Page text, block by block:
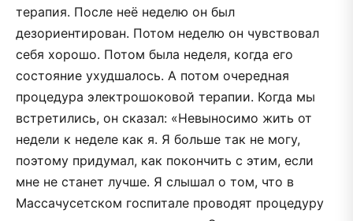
терапия. После неё неделю он был
дезориентирован. Потом неделю он чувствовал
себя хорошо. Потом была неделя, когда его
состояние ухудшалось. А потом очередная
процедура электрошоковой терапии. Когда мы
встретились, он сказал: «Невыносимо жить от
недели к неделе как я. Я больше так не могу,
поэтому придумал, как покончить с этим, если
мне не станет лучше. Я слышал о том, что в
Массачусетском госпитале проводят процедуру